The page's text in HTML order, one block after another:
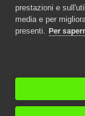
prestazioni e
media e per
presenti. Per